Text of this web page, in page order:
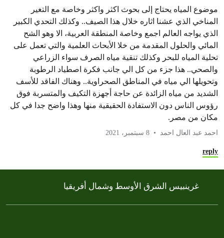
موضوع المياه يحتاج إلى بحوث اكثر واكثر وخاصة مع التغير
المناخي الذي عشنا اثاره خلال هذا الصيف.. وكذلك التحدي الكبير
الذي يواجه العالم اجمع وخاصة المنطقة العربية، الا وهو الشح
المائي والحلول المقدمة من خلا الأبحاث العلمية والتي تعمل على
تحلية المياه للبحر وكذلك تنقية مياه الصرف سواء الزراعي
والصحي.. هذا جزء من كل الي جانب فكرة اصطياد الرطوبة
وتحويلها الي مياه في المناطق الصحراوية.. وهناك الفاقد للأسف
الشديد من مياه الزائدة عن حاجة أجهزة التكيف والمتسربة فوق
رؤوس الناس دون الاستفادة الحقيقية منها وهذا واضح جدا في كل
مكان من مصر.
احمد عبد العال احمد 8 سبتمبر، 2021
reply